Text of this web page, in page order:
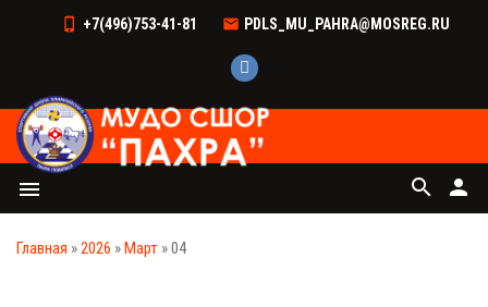
+7(496)753-41-81 PDLS_MU_PAHRA@MOSREG.RU
menu person
search
Главная »2026 »Март »04